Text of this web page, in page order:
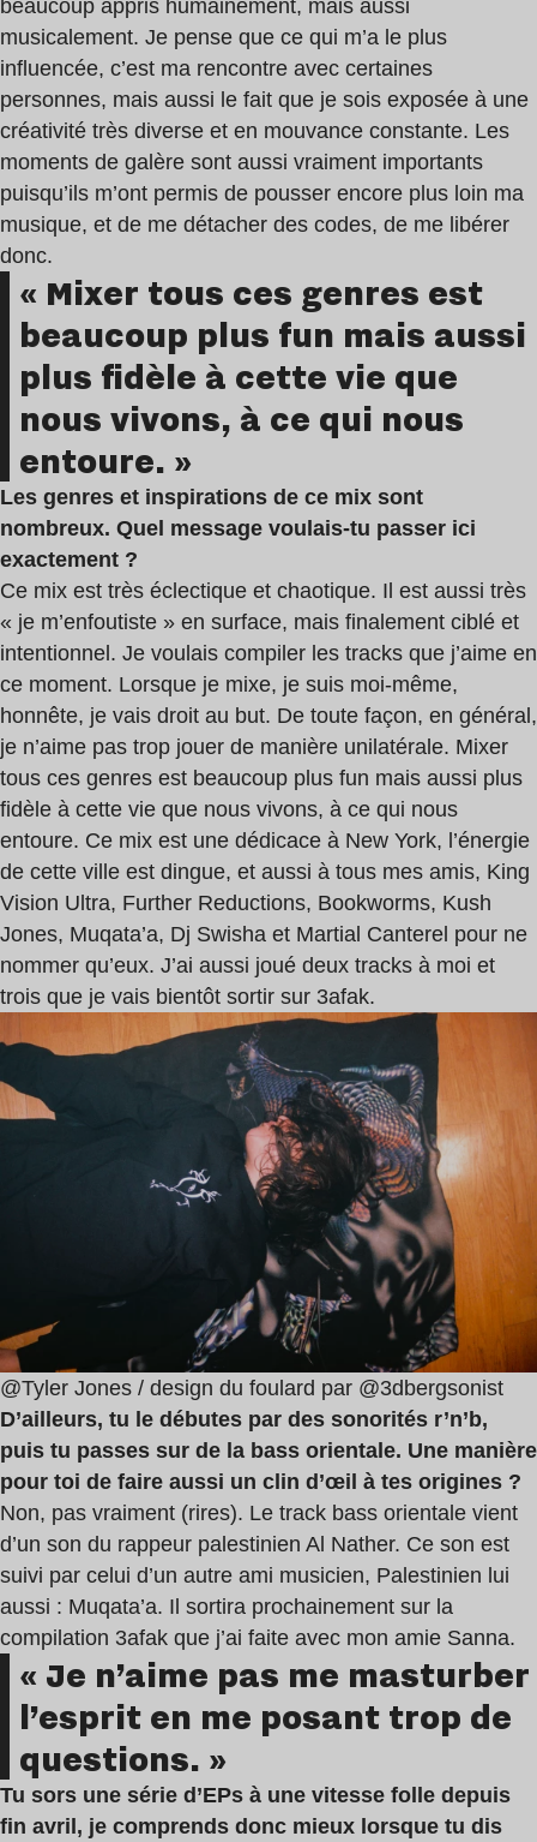
beaucoup appris humainement, mais aussi
musicalement. Je pense que ce qui m’a le plus
influencée, c’est ma rencontre avec certaines
personnes, mais aussi le fait que je sois exposée à une
créativité très diverse et en mouvance constante. Les
moments de galère sont aussi vraiment importants
puisqu’ils m’ont permis de pousser encore plus loin ma
musique, et de me détacher des codes, de me libérer
donc.
« Mixer tous ces genres est
beaucoup plus fun mais aussi
plus fidèle à cette vie que
nous vivons, à ce qui nous
entoure. »
Les genres et inspirations de ce mix sont
nombreux. Quel message voulais-tu passer ici
exactement ?
Ce mix est très éclectique et chaotique. Il est aussi très
« je m’enfoutiste » en surface, mais finalement ciblé et
intentionnel. Je voulais compiler les tracks que j’aime en
ce moment. Lorsque je mixe, je suis moi-même,
honnête, je vais droit au but. De toute façon, en général,
je n’aime pas trop jouer de manière unilatérale. Mixer
tous ces genres est beaucoup plus fun mais aussi plus
fidèle à cette vie que nous vivons, à ce qui nous
entoure. Ce mix est une dédicace à New York, l’énergie
de cette ville est dingue, et aussi à tous mes amis, King
Vision Ultra, Further Reductions, Bookworms, Kush
Jones, Muqata’a, Dj Swisha et Martial Canterel pour ne
nommer qu’eux. J’ai aussi joué deux tracks à moi et
trois que je vais bientôt sortir sur 3afak.
@Tyler Jones / design du foulard par @3dbergsonist
D’ailleurs, tu le débutes par des sonorités r’n’b,
puis tu passes sur de la bass orientale. Une manière
pour toi de faire aussi un clin d’œil à tes origines ?
Non, pas vraiment (rires). Le track bass orientale vient
d’un son du rappeur palestinien Al Nather. Ce son est
suivi par celui d’un autre ami musicien, Palestinien lui
aussi : Muqata’a. Il sortira prochainement sur la
compilation 3afak que j’ai faite avec mon amie Sanna.
« Je n’aime pas me masturber
l’esprit en me posant trop de
questions. »
Tu sors une série d’EPs à une vitesse folle depuis
fin avril, je comprends donc mieux lorsque tu dis